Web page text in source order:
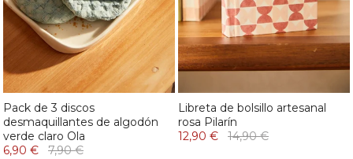
Pack de 3 discos
desmaquillantes de algodón
verde claro Ola
6,90 €
7,90 €
Libreta de bolsillo artesanal
rosa Pilarín
12,90 €
14,90 €